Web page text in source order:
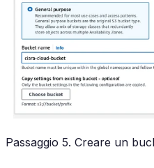
Passaggio 5. Creare un